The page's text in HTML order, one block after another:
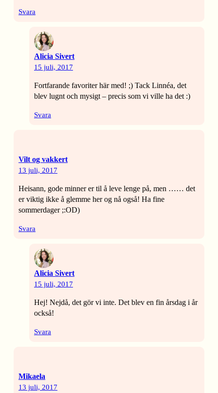
Svara
Alicia Sivert
15 juli, 2017
Fortfarande favoriter här med! ;) Tack Linnéa, det
blev lugnt och mysigt – precis som vi ville ha det :)
Svara
Vilt og vakkert
13 juli, 2017
Heisann, gode minner er til å leve lenge på, men …… det
er viktig ikke å glemme her og nå også! Ha fine
sommerdager ;:OD)
Svara
Alicia Sivert
15 juli, 2017
Hej! Nejdå, det gör vi inte. Det blev en fin årsdag i år
också!
Svara
Mikaela
13 juli, 2017